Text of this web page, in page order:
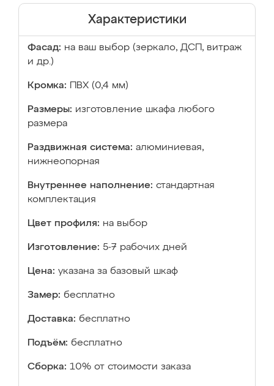
Характеристики
Фасад: на ваш выбор (зеркало, ДСП, витраж
и др.)
Кромка: ПВХ (0,4 мм)
Размеры: изготовление шкафа любого
размера
Раздвижная система: алюминиевая,
нижнеопорная
Внутреннее наполнение: стандартная
комплектация
Цвет профиля: на выбор
Изготовление: 5-7 рабочих дней
Цена: указана за базовый шкаф
Замер: бесплатно
Доставка: бесплатно
Подъём: бесплатно
Сборка: 10% от стоимости заказа